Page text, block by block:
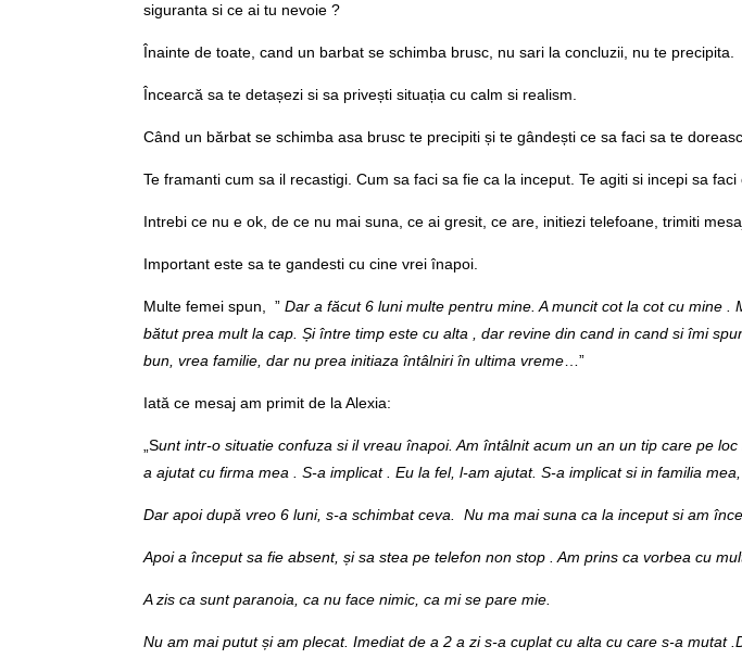
siguranta si ce ai tu nevoie ?
Înainte de toate, cand un barbat se schimba brusc, nu sari la concluzii, nu te precipita.
Încearcă sa te detașezi si sa privești situația cu calm si realism.
Când un bărbat se schimba asa brusc te precipiti și te gândești ce sa faci sa te
Te framanti cum sa il recastigi. Cum sa faci sa fie ca la inceput. Te agiti si incepi sa
Intrebi ce nu e ok, de ce nu mai suna, ce ai gresit, ce are, initiezi telefoane, trimiti
Important este sa te gandesti cu cine vrei înapoi.
Multe femei spun, ” Dar a făcut 6 luni multe pentru mine. A muncit cot la cot cu mine
bătut prea mult la cap. Și între timp este cu alta , dar revine din cand in cand si îmi
bun, vrea familie, dar nu prea initiaza întâlniri în ultima vreme …”
Iată ce mesaj am primit de la Alexia:
„Sunt intr-o situatie confuza si il vreau înapoi. Am întâlnit acum un an un tip care pe
a ajutat cu firma mea . S-a implicat . Eu la fel, l-am ajutat. S-a implicat si in familia
Dar apoi după vreo 6 luni, s-a schimbat ceva. Nu ma mai suna ca la inceput si am
Apoi a început sa fie absent, și sa stea pe telefon non stop . Am prins ca vorbea cu
A zis ca sunt paranoia, ca nu face nimic, ca mi se pare mie.
Nu am mai putut și am plecat. Imediat de a 2 a zi s-a cuplat cu alta cu care s-a